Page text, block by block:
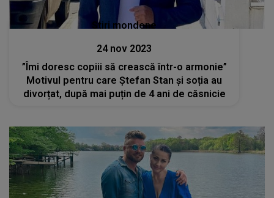
Stiri mondene
24 nov 2023
”Îmi doresc copiii să crească într-o armonie”
Motivul pentru care Ștefan Stan și soția au
divorțat, după mai puțin de 4 ani de căsnicie